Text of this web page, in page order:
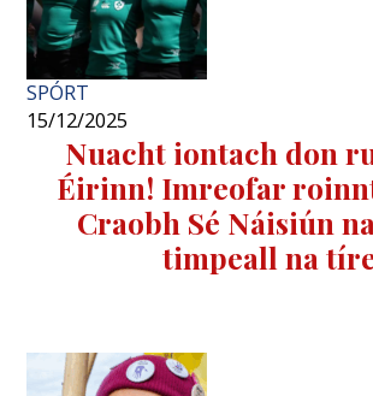
SPÓRT
15/12/2025
Nuacht iontach don
Éirinn! Imreofar
Craobh Sé Náisiún
timpeall na